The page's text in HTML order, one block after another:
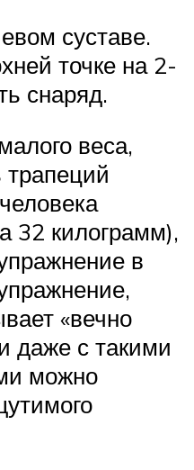
суставе.
точке на 2-
снаряд.
веса,
трапеций
32 килограмм),
в
«вечно
даже с такими
можно